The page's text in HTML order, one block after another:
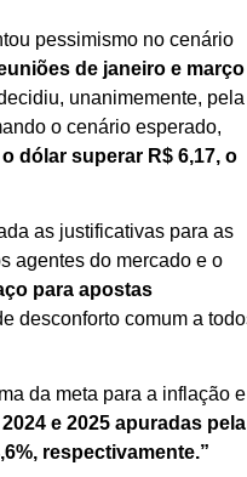
pessimismo no cenário
de janeiro e março
unanimemente, pela
o cenário esperado,
dólar superar R$ 6,17, o
as justificativas para as
agentes do mercado e o
para apostas
desconforto comum a
da meta para a inflação e
e 2025 apuradas pela
respectivamente.”